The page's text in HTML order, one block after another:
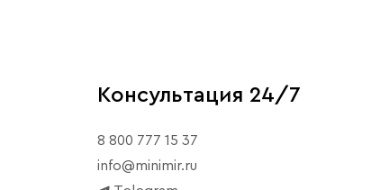
Консультация 24/7
8 800 777 15 37
info@minimir.ru